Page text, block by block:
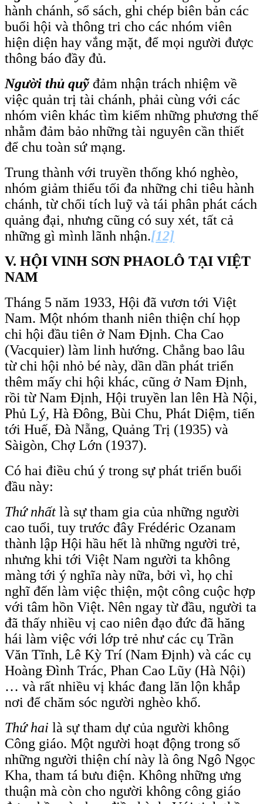
hành chánh, sổ sách, ghi chép biên bản các
buổi hội và thông tri cho các nhóm viên
hiện diện hay vắng mặt, để mọi người được
thông báo đầy đủ.
Người thủ quỹ đảm nhận trách nhiệm về
việc quản trị tài chánh, phải cùng với các
nhóm viên khác tìm kiếm những phương thế
nhằm đảm bảo những tài nguyên cần thiết
để chu toàn sứ mạng.
Trung thành với truyền thống khó nghèo,
nhóm giảm thiểu tối đa những chi tiêu hành
chánh, từ chối tích luỹ và tái phân phát cách
quảng đại, nhưng cũng có suy xét, tất cả
những gì mình lãnh nhận.[12]
V. HỘI VINH SƠN PHAOLÔ TẠI VIỆT
NAM
Tháng 5 năm 1933, Hội đã vươn tới Việt
Nam. Một nhóm thanh niên thiện chí họp
chi hội đầu tiên ở Nam Định. Cha Cao
(Vacquier) làm linh hướng. Chẳng bao lâu
từ chi hội nhỏ bé này, dần dần phát triển
thêm mấy chi hội khác, cũng ở Nam Định,
rồi từ Nam Định, Hội truyền lan lên Hà Nội,
Phủ Lý, Hà Đông, Bùi Chu, Phát Diệm, tiến
tới Huế, Đà Nẵng, Quảng Trị (1935) và
Sàigòn, Chợ Lớn (1937).
Có hai điều chú ý trong sự phát triển buổi
đầu này:
Thứ nhất là sự tham gia của những người
cao tuổi, tuy trước đây Frédéric Ozanam
thành lập Hội hầu hết là những người trẻ,
nhưng khi tới Việt Nam người ta không
màng tới ý nghĩa này nữa, bởi vì, họ chỉ
nghĩ đến làm việc thiện, một công cuộc hợp
với tâm hồn Việt. Nên ngay từ đầu, người ta
đã thấy nhiều vị cao niên đạo đức đã hăng
hái làm việc với lớp trẻ như các cụ Trần
Văn Tĩnh, Lê Kỳ Trí (Nam Định) và các cụ
Hoàng Đình Trác, Phan Cao Lũy (Hà Nội)
… và rất nhiều vị khác đang lăn lộn khắp
nơi để chăm sóc người nghèo khổ.
Thứ hai là sự tham dự của người không
Công giáo. Một người hoạt động trong số
những người thiện chí này là ông Ngô Ngọc
Kha, tham tá bưu điện. Không những ưng
thuận mà còn cho người không công giáo